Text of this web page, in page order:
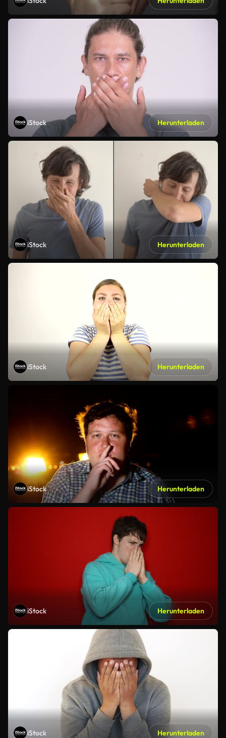
iStock Herunterladen
iStock Herunterladen
iStock Herunterladen
iStock Herunterladen
iStock Herunterladen
iStock Herunterladen